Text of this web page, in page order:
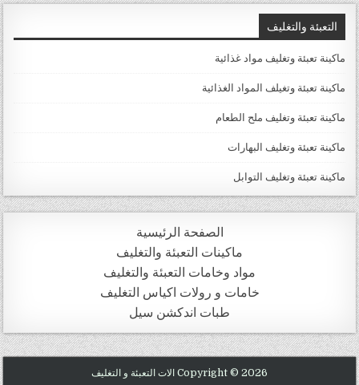
التعبئة والتغليف
ماكينة تعبئة وتغليف مواد غذائية
ماكينة تعبئة وتغيلف المواد الغذائية
ماكينة تعبئة وتغليف ملح الطعام
ماكينة تعبئة وتغليف البهارات
ماكينة تعبئة وتغليف التوابل
الصفحة الرئيسية
ماكينات التعبئة والتغليف
مواد وخامات التعبئة والتغليف
خامات و رولات اكياس التغليف
طبات اندكشن سيل
Copyright © 2026 الات التعبئة و التغليف